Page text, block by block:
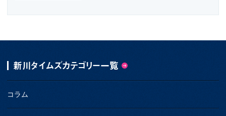
新川タイムズカテゴリー一覧
コラム